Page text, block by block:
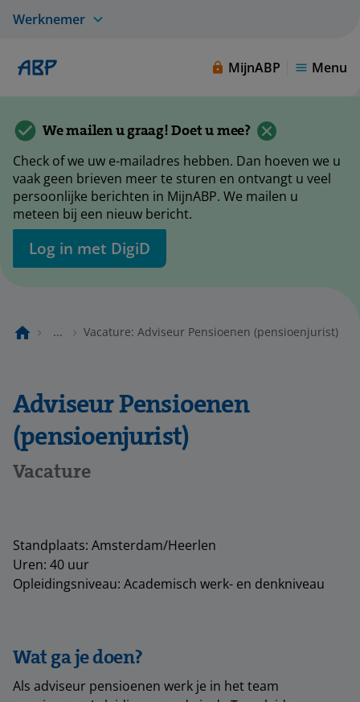
Werknemer
MijnABP Menu
We mailen u graag! Doet u mee?
Check of we uw e-mailadres hebben. Dan hoeven we u
vaak geen brieven meer te sturen en ontvangt u veel
persoonlijke berichten in MijnABP. We mailen u
meteen bij een nieuw bericht.
Log in met DigiD
... Vacature: Adviseur Pensioenen (pensioenjurist)
Adviseur Pensioenen
(pensioenjurist)
Vacature
Standplaats: Amsterdam/Heerlen
Uren: 40 uur
Opleidingsniveau: Academisch werk- en denkniveau
Wat ga je doen?
Als adviseur pensioenen werk je in het team